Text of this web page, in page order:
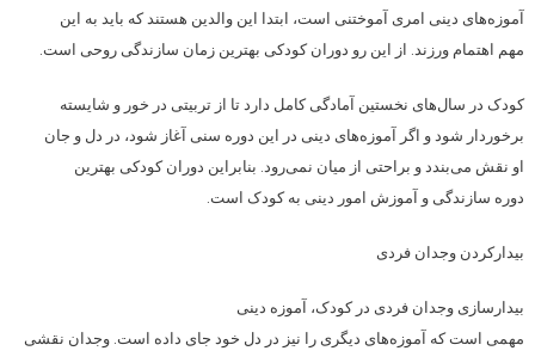
آموزه‌های دینی امری آموختنی است، ابتدا این والدین هستند که باید به این
مهم اهتمام ورزند. از این رو دوران کودکی بهترین زمان سازندگی روحی است.
کودک در سال‌های نخستین آمادگی کامل دارد تا از تربیتی در خور و شایسته
برخوردار شود و اگر آموزه‌های دینی در این دوره سنی آغاز شود، ‌در دل و جان
او نقش می‌بندد و براحتی از میان نمی‌رود. بنابراین دوران کودکی بهترین
دوره سازندگی و آموزش امور دینی به کودک است.
بیدار‌کردن وجدان فردی
بیدارسازی وجدان فردی در کودک، آموزه دینی
مهمی است که آموزه‌های دیگری را نیز در دل خود جای داده است. وجدان نقشی